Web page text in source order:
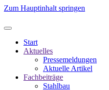
Zum Hauptinhalt springen
Start
Aktuelles
Pressemeldungen
Aktuelle Artikel
Fachbeiträge
Stahlbau